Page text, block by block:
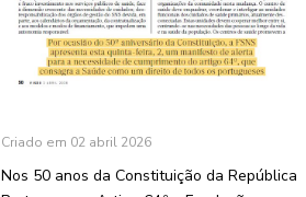
Criado em 02 abril 2026
Nos 50 anos da Constituição da República